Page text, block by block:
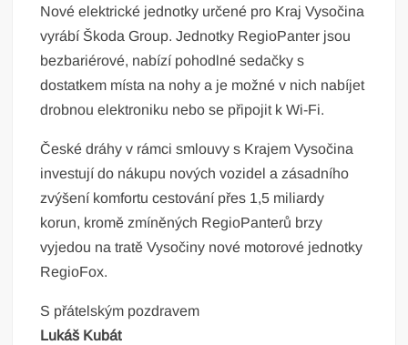
Nové elektrické jednotky určené pro Kraj Vysočina
vyrábí Škoda Group. Jednotky RegioPanter jsou
bezbariérové, nabízí pohodlné sedačky s
dostatkem místa na nohy a je možné v nich nabíjet
drobnou elektroniku nebo se připojit k Wi-Fi.
České dráhy v rámci smlouvy s Krajem Vysočina
investují do nákupu nových vozidel a zásadního
zvýšení komfortu cestování přes 1,5 miliardy
korun, kromě zmíněných RegioPanterů brzy
vyjedou na tratě Vysočiny nové motorové jednotky
RegioFox.
S přátelským pozdravem
Lukáš Kubát